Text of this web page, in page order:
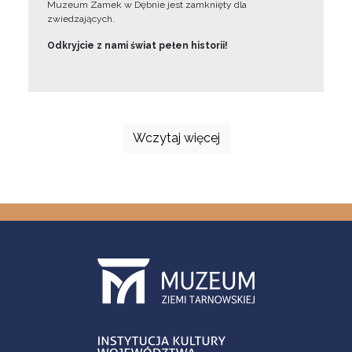
Muzeum Zamek w Dębnie jest zamknięty dla
zwiedzających.
Odkryjcie z nami świat pełen historii!
Wczytaj więcej